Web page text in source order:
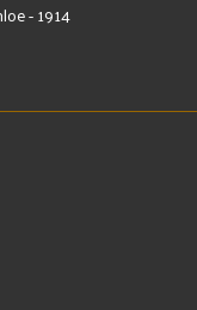
- 1914